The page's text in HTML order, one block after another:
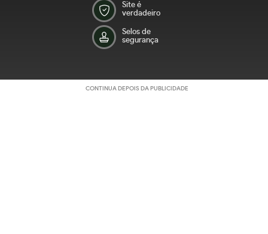
Site é
verdadeiro
Selos de
segurança
CONTINUA DEPOIS DA PUBLICIDADE